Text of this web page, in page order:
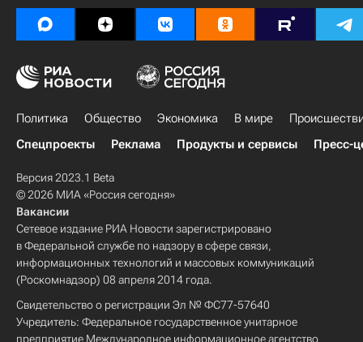
Политика Общество Экономика В мире
Спецпроекты
Реклама Продукты и сервисы Пресс-
Версия 2023.1 Beta
© 2026 МИА «Россия сегодня»
Вакансии
Сетевое издание РИА Новости зарегистрировано
в Федеральной службе по надзору в сфере связи,
информационных технологий и массовых коммуникаций
(Роскомнадзор) 08 апреля 2014 года.
Свидетельство о регистрации Эл № ФС77-57640
Учредитель: Федеральное государственное унитарное
предприятие Международное информационное агентство